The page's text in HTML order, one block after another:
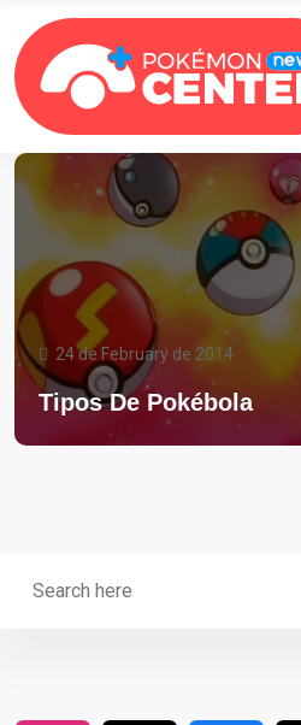
24 de February de 2014
Tipos De Pokébola